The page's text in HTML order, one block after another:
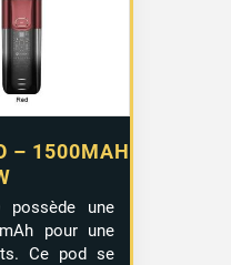
– 1500MAH
possède une
pour une
Ce pod se